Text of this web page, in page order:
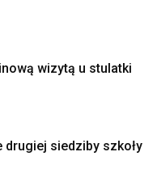
wizytą u stulatki
drugiej siedziby szkoły